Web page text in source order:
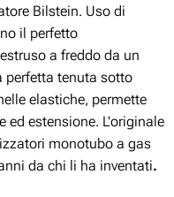
Bilstein. Uso di
il perfetto
a freddo da un
perfetta tenuta sotto
elastiche, permette
ed estensione. L'originale
monotubo a gas
da chi li ha inventati.